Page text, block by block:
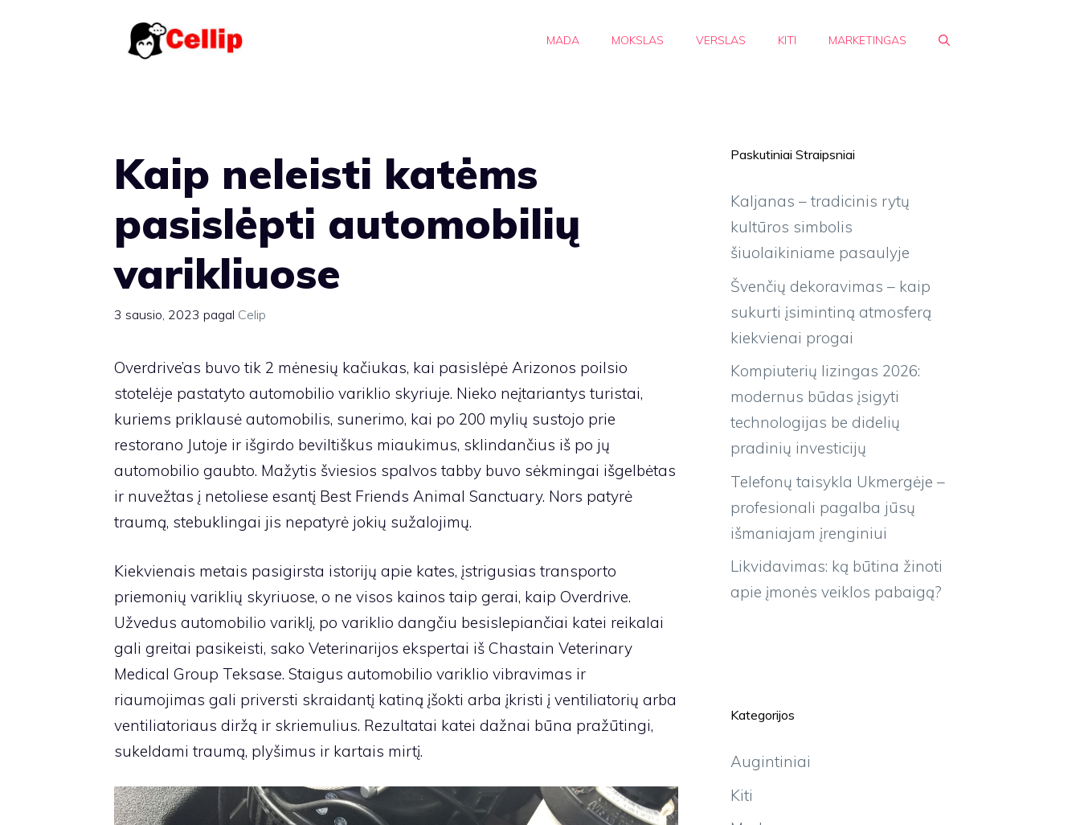
MADA MOKSLAS VERSLAS KITI MARKETINGAS
Kaip neleisti katėms
pasislėpti automobilių
varikliuose
3 sausio, 2023 pagal Celip
Overdrive’as buvo tik 2 mėnesių kačiukas, kai pasislėpė Arizonos poilsio
stotelėje pastatyto automobilio variklio skyriuje. Nieko neįtariantys turistai,
kuriems priklausė automobilis, sunerimo, kai po 200 mylių sustojo prie
restorano Jutoje ir išgirdo beviltiškus miaukimus, sklindančius iš po jų
automobilio gaubto. Mažytis šviesios spalvos tabby buvo sėkmingai išgelbėtas
ir nuvežtas į netoliese esantį Best Friends Animal Sanctuary. Nors patyrė
traumą, stebuklingai jis nepatyrė jokių sužalojimų.
Kiekvienais metais pasigirsta istorijų apie kates, įstrigusias transporto
priemonių variklių skyriuose, o ne visos kainos taip gerai, kaip Overdrive.
Užvedus automobilio variklį, po variklio dangčiu besislepiančiai katei reikalai
gali greitai pasikeisti, sako Veterinarijos ekspertai iš Chastain Veterinary
Medical Group Teksase. Staigus automobilio variklio vibravimas ir
riaumojimas gali priversti skraidantį katiną įšokti arba įkristi į ventiliatorių arba
ventiliatoriaus diržą ir skriemulius. Rezultatai katei dažnai būna pražūtingi,
sukeldami traumą, plyšimus ir kartais mirtį.
Paskutiniai Straipsniai
Kaljanas – tradicinis rytų
kultūros simbolis
šiuolaikiniame pasaulyje
Švenčių dekoravimas – kaip
sukurti įsimintiną atmosferą
kiekvienai progai
Kompiuterių lizingas 2026:
modernus būdas įsigyti
technologijas be didelių
pradinių investicijų
Telefonų taisykla Ukmergėje –
profesionali pagalba jūsų
išmaniajam įrenginiui
Likvidavimas: ką būtina žinoti
apie įmonės veiklos pabaigą?
Kategorijos
Augintiniai
Kiti